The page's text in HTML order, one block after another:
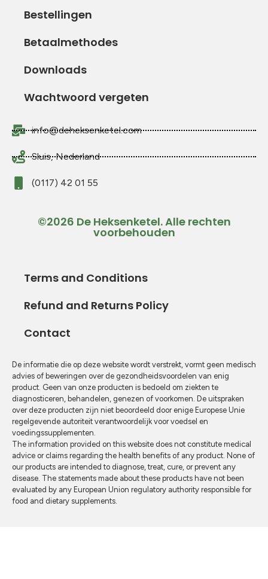
Bestellingen
Betaalmethodes
Downloads
Wachtwoord vergeten
info@deheksenketel.com
Sluis, Nederland
(0117) 42 01 55
©2026 De Heksenketel. Alle rechten
voorbehouden
Terms and Conditions
Refund and Returns Policy
Contact
De informatie die op deze website wordt verstrekt, vormt geen medisch
advies of beweringen over de gezondheidsvoordelen van enig
product. Geen van onze producten is bedoeld om ziekten te
diagnosticeren, behandelen, genezen of voorkomen. De uitspraken
over deze producten zijn niet beoordeeld door enige Europese Unie
regelgevende autoriteit verantwoordelijk voor voedsel en
voedingssupplementen.
The information provided on this website does not constitute medical
advice or claims regarding the health benefits of any product. None of
our products are intended to diagnose, treat, cure, or prevent any
disease. The statements made about these products have not been
evaluated by any European Union regulatory authority responsible for
food and dietary supplements.